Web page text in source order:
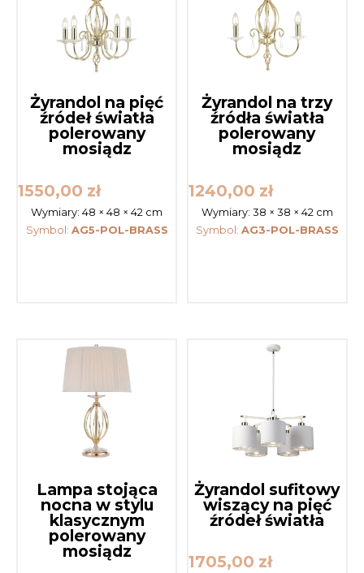
Żyrandol na pięć
źródeł światła
polerowany
mosiądz
1550,00 zł
Wymiary:48 × 48 × 42 cm
Symbol: AG5-POL-BRASS
Żyrandol na trzy
źródła światła
polerowany
mosiądz
1240,00 zł
Wymiary: 38 × 38 × 42 cm
Symbol: AG3-POL-BRASS
Lampa stojąca
nocna w stylu
klasycznym
polerowany
mosiądz
Żyrandol sufitowy
wiszący na pięć
źródeł światła
1705,00 zł